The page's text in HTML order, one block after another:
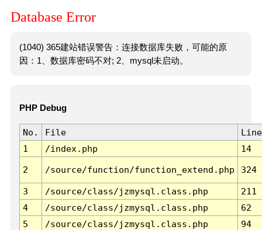
Database Error
(1040) 365建站错误警告：连接数据库失败，可能的原
因：1、数据库密码不对; 2、mysql未启动。
PHP Debug
No. File
Line
1
/index.php 14
2 /source/function/function_extend.php 324
3 /source/class/jzmysql.class.php
211
4
/source/class/jzmysql.class.php
62
5
/source/class/jzmysql.class.php
94